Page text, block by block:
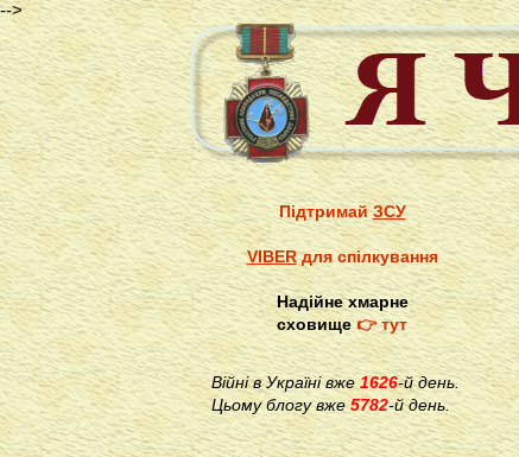
-->
ПідтримайЗСУ
VIBERдля спілкування
Надійне хмарне
сховище👉 тут
Війні в Україні вже1626-й день.
Цьому блогу вже 5782-й день.